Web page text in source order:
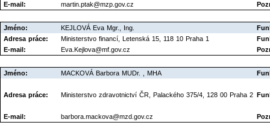
E-mail:
martin.ptak@mzp.gov.cz
Jméno: KEJLOVÁ Eva Mgr., Ing.
Adresa práce:
Ministerstvo financí, Letenská 15, 118 10 Praha 1
E-mail:
Eva.Kejlova@mf.gov.cz
Jméno: MACKOVÁ Barbora MUDr. , MHA
Adresa práce: Ministerstvo zdravotnictví ČR, Palackého 375/4, 128 00 Praha 2
E-mail: barbora.mackova@mzd.gov.cz